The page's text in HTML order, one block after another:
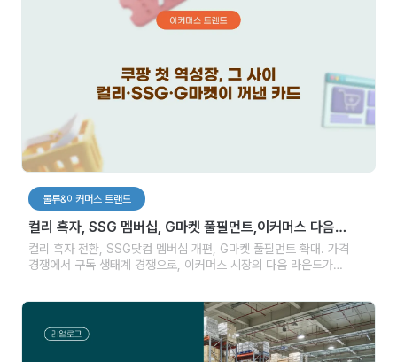
물류&이커머스 트랜드
컬리 흑자, SSG 멤버십, G마켓 풀필먼트,이커머스 다음
라운드가 열렸다
컬리 흑자 전환, SSG닷컴 멤버십 개편, G마켓 풀필먼트 확대. 가격
경쟁에서 구독 생태계 경쟁으로, 이커머스 시장의 다음 라운드가